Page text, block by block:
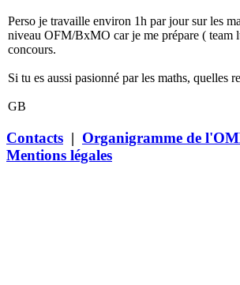
Perso je travaille environ 1h par jour sur les
niveau OFM/BxMO car je me prépare ( team
concours.
Si tu es aussi pasionné par les maths, quelles
GB
Contacts | Organigramme de
Mentions légales